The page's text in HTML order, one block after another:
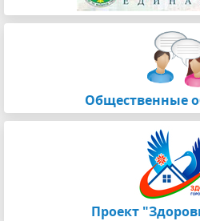
Общественные
Проект